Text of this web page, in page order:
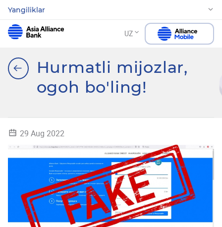
Yangiliklar
UZ
Hurmatli mijozlar,
ogoh bo'ling!
29 Aug 2022